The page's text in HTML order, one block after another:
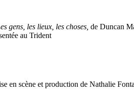
gens, les lieux, les choses, de Duncan
au Trident
en scène et production de Nathalie